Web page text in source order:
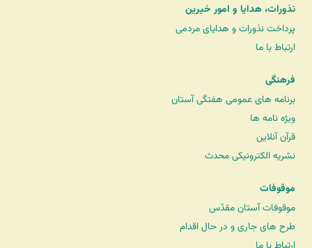
نذورات، هدایا و امور خیرین
پرداخت نذورات و هدایای مردمی
ارتباط با ما
فرهنگی
برنامه های عمومی هفتگی آستان
ویژه نامه ها
قرآن آنلاین
نشریه الکترونیکی محدث
موقوفات
موقوفات آستان مقدّس
طرح های جاری و در حال اقدام